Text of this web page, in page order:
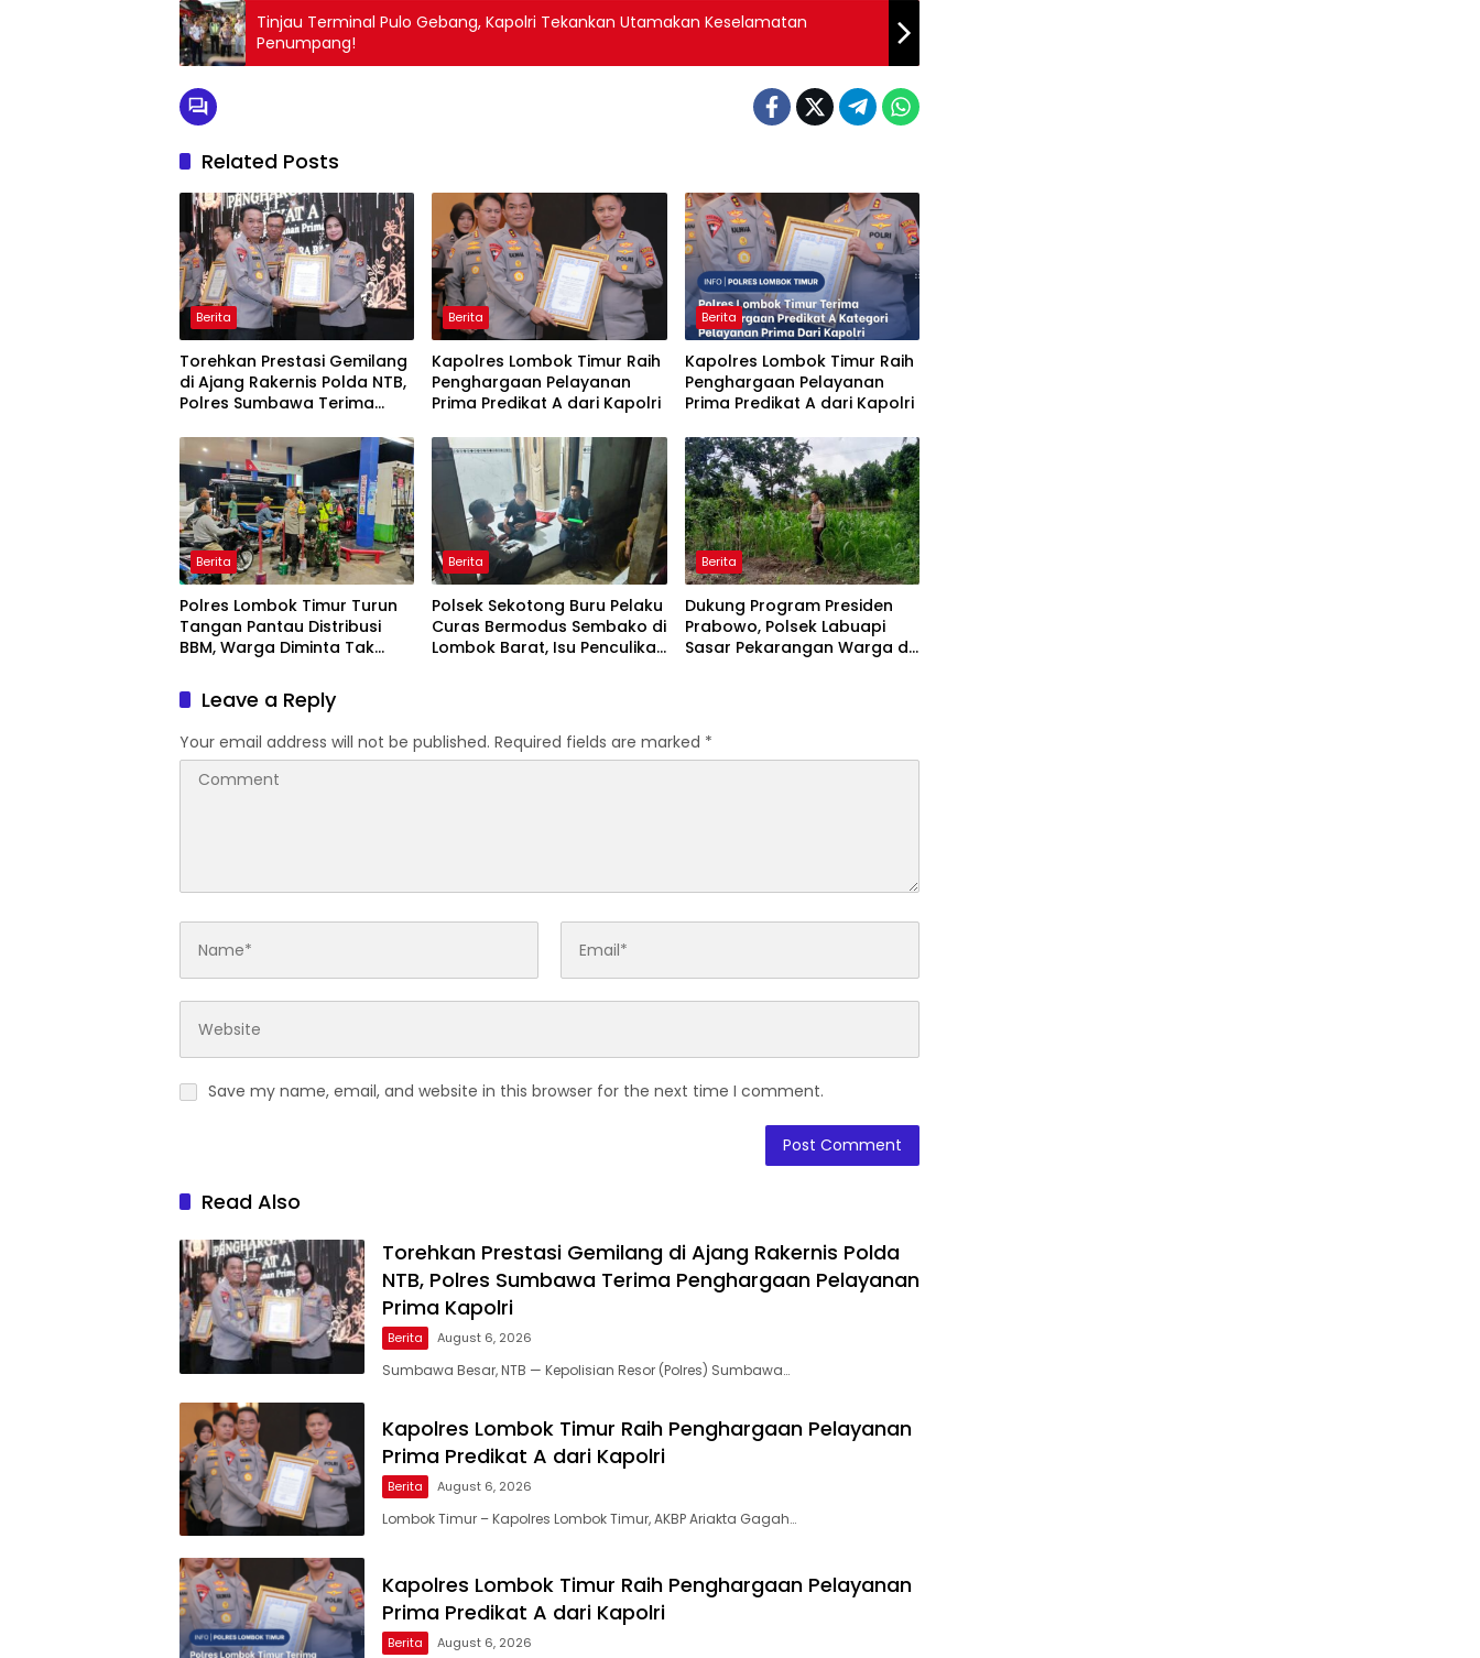
Tinjau Terminal Pulo Gebang, Kapolri Tekankan Utamakan Keselamatan
Penumpang!
Related Posts
Berita
Torehkan Prestasi Gemilang
di Ajang Rakernis Polda NTB,
Polres Sumbawa Terima
Prima Kapolri
Berita
Kapolres Lombok Timur Raih
Penghargaan Pelayanan
Prima Predikat A dari Kapolri
Berita
Kapolres Lombok Timur Raih
Penghargaan Pelayanan
Prima Predikat A dari Kapolri
Berita
Polres Lombok Timur Turun
Tangan Pantau Distribusi
BBM, Warga Diminta Tak
Berita
Polsek Sekotong Buru Pelaku
Curas Bermodus Sembako di
Lombok Barat, Isu Penculikan
Berita
Dukung Program Presiden
Prabowo, Polsek Labuapi
Sasar Pekarangan Warga di
Leave a Reply
Your email address will not be published. Required fields are marked *
Save my name, email, and website in this browser for the next time I comment.
Read Also
Torehkan Prestasi Gemilang di Ajang Rakernis Polda
NTB, Polres Sumbawa Terima Penghargaan Pelayanan
Prima Kapolri
Berita August 6, 2026
Sumbawa Besar, NTB — Kepolisian Resor (Polres) Sumbawa…
Kapolres Lombok Timur Raih Penghargaan Pelayanan
Prima Predikat A dari Kapolri
Berita August 6, 2026
Lombok Timur – Kapolres Lombok Timur, AKBP Ariakta Gagah…
Kapolres Lombok Timur Raih Penghargaan Pelayanan
Prima Predikat A dari Kapolri
Berita August 6, 2026